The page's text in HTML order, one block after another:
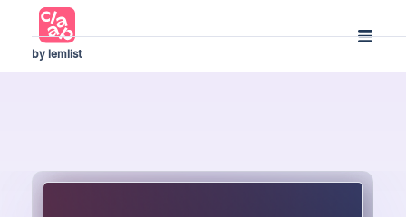
by lemlist